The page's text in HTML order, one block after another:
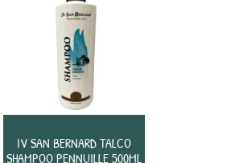
IV SAN BERNARD TALCO
SHAMPOO PENNUILLE 500ML